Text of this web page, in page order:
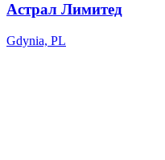
Астрал Лимитед
Gdynia, PL